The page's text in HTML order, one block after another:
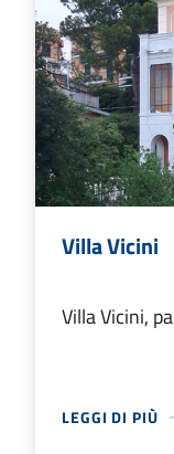
Villa Vicini
Villa Vicini,
LEGGI DI PIÙ